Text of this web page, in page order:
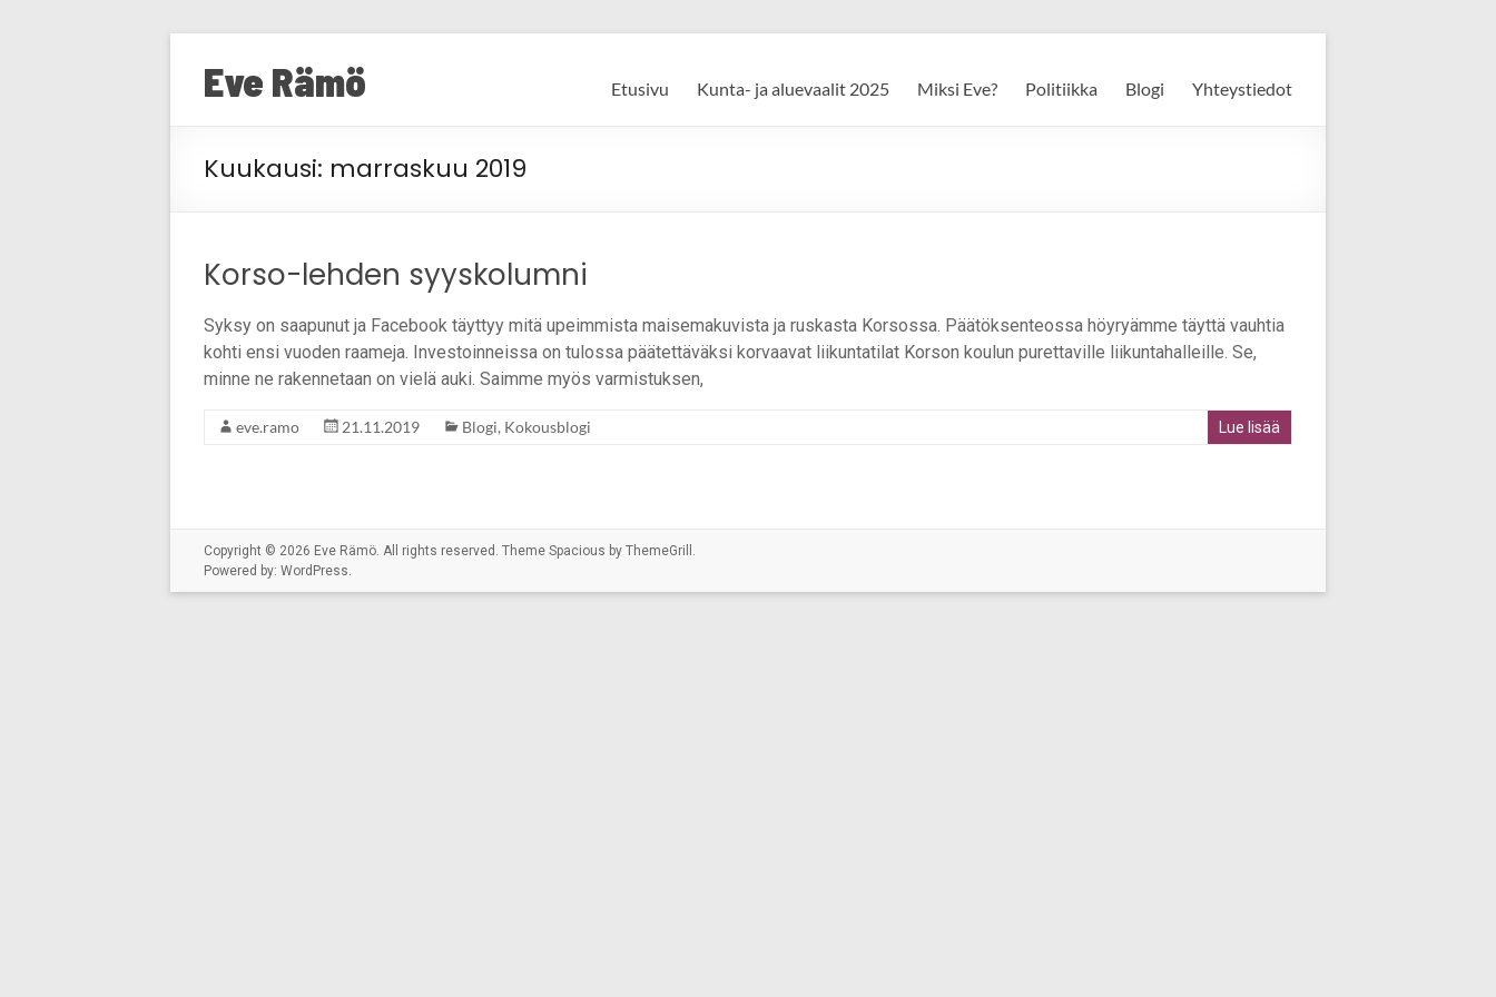
contentEve Rämö Etusivu Kunta- ja aluevaalit 2025 Miksi Eve? Politiikka Blogi Yhteystiedot
Kuukausi: marraskuu 2019
Korso-lehden syyskolumni
Syksy on saapunut ja Facebook täyttyy mitä upeimmista maisemakuvista ja ruskasta Korsossa. Päätöksenteossa höyryämme täyttä vauhtia
kohti ensi vuoden raameja. Investoinneissa on tulossa päätettäväksi korvaavat liikuntatilat Korson koulun purettaville liikuntahalleille. Se,
minne ne rakennetaan on vielä auki. Saimme myös varmistuksen,
eve.ramo 21.11.2019 Blogi, Kokousblogi Lue lisää
Copyright © 2026 Eve Rämö. All rights reserved. Theme Spacious by ThemeGrill.
Powered by: WordPress.